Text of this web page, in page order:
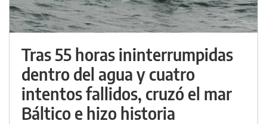
Tras 55 horas ininterrumpidas
dentro del agua y cuatro
intentos fallidos, cruzó el mar
Báltico e hizo historia